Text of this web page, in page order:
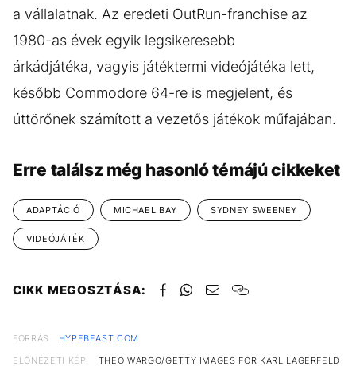
a vállalatnak. Az eredeti OutRun-franchise az
1980-as évek egyik legsikeresebb
árkádjátéka, vagyis játéktermi videójátéka lett,
később Commodore 64-re is megjelent, és
úttörőnek számított a vezetős játékok műfajában.
Erre találsz még hasonló témájú cikkeket
ADAPTÁCIÓ MICHAEL BAY SYDNEY SWEENEY
VIDEÓJÁTÉK
CIKK MEGOSZTÁSA:
FORRÁS
HYPEBEAST.COM
ELŐNÉZETI KÉP:
THEO WARGO/GETTY IMAGES FOR KARL LAGERFELD